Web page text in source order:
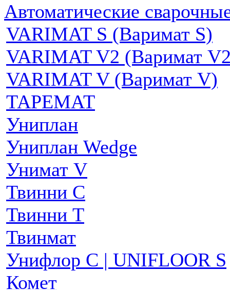
Автоматические
VARIMAT S (Варимат S)
VARIMAT V2 (Варимат
VARIMAT V (Варимат V)
ТАРЕМАТ
Униплан
Униплан Wedge
Унимат V
Твинни С
Твинни Т
Твинмат
Унифлор C | UNIFLOOR S
Комет